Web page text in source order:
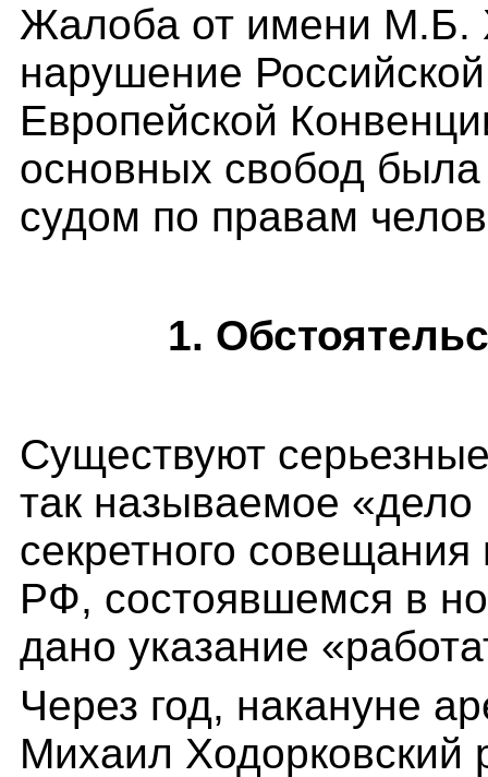
Жалоба от имени М.Б.
нарушение
Европейской
основных свобод
судом по правам
1.
Существуют
так называемое
секретного
РФ, состоявшемся в
дано указание
Через год, накануне
Михаил Ходорковский